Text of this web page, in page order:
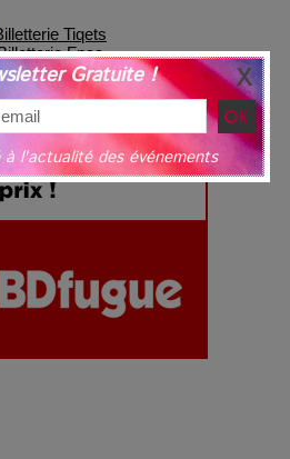
Gratuite !
l'actualité des événements